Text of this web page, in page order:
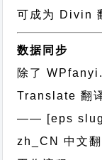
可成为 Divin
数据同步
除了
Translate 翻
—— [eps
zh_CN
中文翻